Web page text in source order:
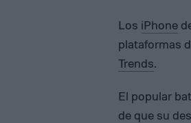
Los iPhone
plataformas
Trends.
El popular
de que su